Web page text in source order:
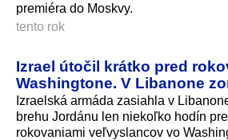
premiéra do Moskvy.
tento rok
Izrael útočil krátko pred
Washingtone. V Libanone
Izraelská armáda zasiahla v
brehu Jordánu len niekoľko hodín
rokovaniami veľvyslancov vo